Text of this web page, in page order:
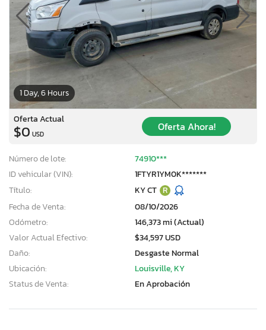
1 Day, 6 Hours
Oferta Actual
$0 USD
Oferta Ahora!
Número de lote:
74910***
ID vehicular (VIN):
1FTYR1YM0K*******
Título:
KY CT R
Fecha de Venta:
08/10/2026
Odómetro:
146,373 mi (Actual)
Valor Actual Efectivo:
$34,597 USD
Daño:
Desgaste Normal
Ubicación:
Louisville, KY
Status de Venta:
En Aprobación